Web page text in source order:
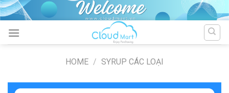
Skip
to
content
HOME / SYRUP CÁC LOẠI